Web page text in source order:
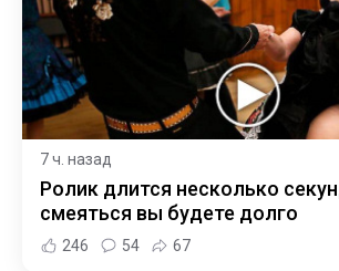
7 ч. назад
Ролик длится несколько
смеяться вы будете долго
246 54 67